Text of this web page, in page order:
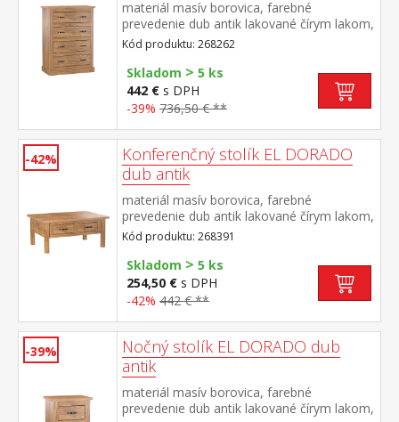
materiál masív borovica, farebné
prevedenie dub antik lakované čírym lakom,
vlis drevenej štruktúry štyri zásuvky súčasť
zostavy EL DORADO
Kód produktu: 268262
Skladom > 5 ks
442 € s DPH
-39% 736,50 € **
-42%
Konferenčný stolík EL DORADO
dub antik
materiál masív borovica, farebné
prevedenie dub antik lakované čírym lakom,
vlis drevenej štruktúry dve zásuvky súčasť
zostavy EL DORADO
Kód produktu: 268391
Skladom > 5 ks
254,50 € s DPH
-42% 442 € **
-39%
Nočný stolík EL DORADO dub
antik
materiál masív borovica, farebné
prevedenie dub antik lakované čírym lakom,